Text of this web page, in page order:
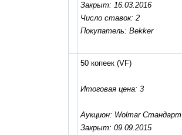
Закрыт: 16.03.2016
Число ставок: 2
Покупатель: Bekker
50 копеек(VF)
Итоговая цена: 3
Аукцион: Wolmar Стандарт
Закрыт: 09.09.2015